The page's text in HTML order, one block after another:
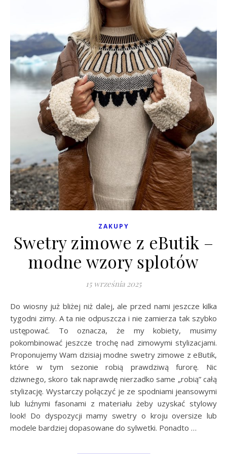
ZAKUPY
Swetry zimowe z eButik –
modne wzory splotów
15 września 2025
Do wiosny już bliżej niż dalej, ale przed nami jeszcze kilka
tygodni zimy. A ta nie odpuszcza i nie zamierza tak szybko
ustępować. To oznacza, że my kobiety, musimy
pokombinować jeszcze trochę nad zimowymi stylizacjami.
Proponujemy Wam dzisiaj modne swetry zimowe z eButik,
które w tym sezonie robią prawdziwą furorę. Nic
dziwnego, skoro tak naprawdę nierzadko same „robią” całą
stylizację. Wystarczy połączyć je ze spodniami jeansowymi
lub luźnymi fasonami z materiału żeby uzyskać stylowy
look! Do dyspozycji mamy swetry o kroju oversize lub
modele bardziej dopasowane do sylwetki. Ponadto …